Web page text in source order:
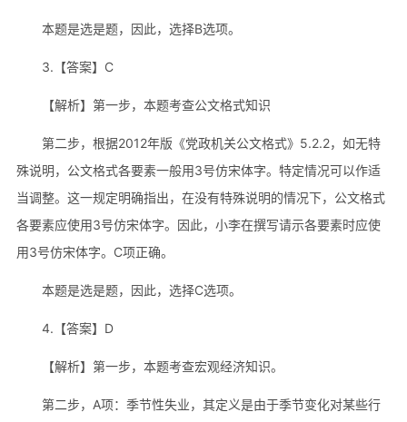
本题是选是题，因此，选择B选项。
3.【答案】C
【解析】第一步，本题考查公文格式知识
第二步，根据2012年版《党政机关公文格式》5.2.2，如无特
殊说明，公文格式各要素一般用3号仿宋体字。特定情况可以作适
当调整。这一规定明确指出，在没有特殊说明的情况下，公文格式
各要素应使用3号仿宋体字。因此，小李在撰写请示各要素时应使
用3号仿宋体字。C项正确。
本题是选是题，因此，选择C选项。
4.【答案】D
【解析】第一步，本题考查宏观经济知识。
第二步，A项：季节性失业，其定义是由于季节变化对某些行